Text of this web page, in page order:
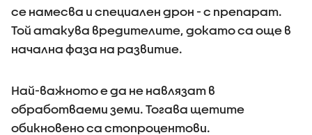
се намесва и специален дрон - с препарат.
Той атакува вредителите, докато са още в
начална фаза на развитие.
Най-важното е да не навлязат в
обработваеми земи. Тогава щетите
обикновено са стопроцентови.